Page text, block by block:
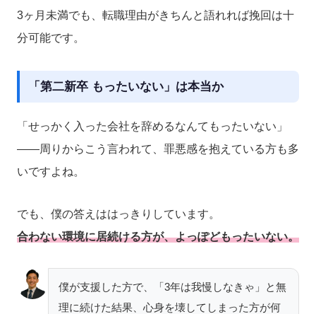
3ヶ月未満でも、転職理由がきちんと語れれば挽回は十
分可能です。
「第二新卒 もったいない」は本当か
「せっかく入った会社を辞めるなんてもったいない」
——周りからこう言われて、罪悪感を抱えている方も多
いですよね。
でも、僕の答えははっきりしています。
合わない環境に居続ける方が、よっぽどもったいない。
僕が支援した方で、「3年は我慢しなきゃ」と無
理に続けた結果、心身を壊してしまった方が何